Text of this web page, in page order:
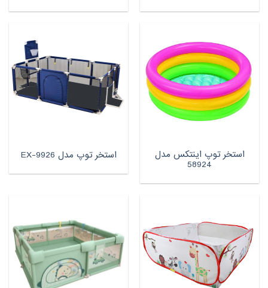
استخر توپ اینتکس مدل
58924
استخر توپ مدل EX-9926